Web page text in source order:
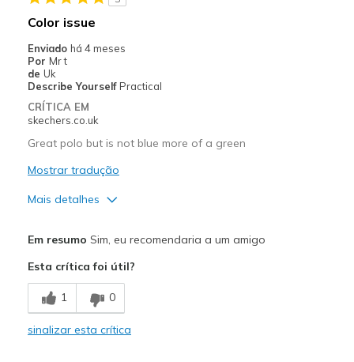
Color issue
Enviado há 4 meses
Por Mr t
de Uk
Describe Yourself Practical
CRÍTICA EM
skechers.co.uk
Great polo but is not blue more of a green
Mostrar tradução
Mais detalhes
Breathe Well
Comfortable
Em resumo Sim, eu recomendaria a um amigo
Esta crítica foi útil?
1 0
sinalizar esta crítica